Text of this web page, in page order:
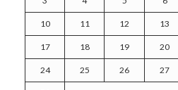
10 11 12 13
17 18 19 20
24 25 26 27